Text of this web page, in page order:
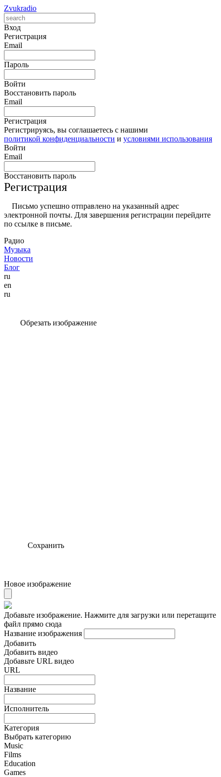
Zvukradio
Вход
Регистрация
Email
Пароль
Войти
Восстановить пароль
Email
Регистрация
Регистрируясь, вы соглашаетесь с нашими
политикой конфиденциальности и условиями использования
Войти
Email
Восстановить пароль
Регистрация
Письмо успешно отправлено на указанный адрес
электронной почты. Для завершения регистрации перейдите
по ссылке в письме.
Радио
Музыка
Новости
Блог
ru
en
ru
Обрезать изображение
Сохранить
Новое изображение
Добавьте изображение. Нажмите для загрузки или перетащите
файл прямо сюда
Название изображения
Добавить
Добавить видео
Добавьте URL видео
URL
Название
Исполнитель
Категория
Выбрать категорию
Music
Films
Education
Games